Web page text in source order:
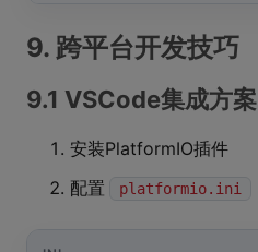
9. 跨平台开发技巧
9.1 VSCode集成方案
安装PlatformIO插件
配置
platformio.ini